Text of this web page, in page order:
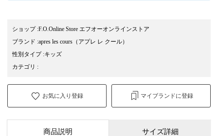
ショップ:F.O.Online Store エフオーオンラインストア
ブランド :apres les cours （アプレ レ クール）
性別タイプ:キッズ
カテゴリ :
お気に入り登録 マイブランドに登録
商品説明 サイズ詳細